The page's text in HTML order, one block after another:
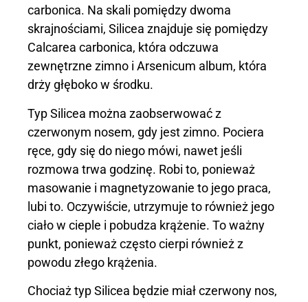
carbonica. Na skali pomiędzy dwoma
skrajnościami, Silicea znajduje się pomiędzy
Calcarea carbonica, która odczuwa
zewnętrzne zimno i Arsenicum album, która
drży głęboko w środku.
Typ Silicea można zaobserwować z
czerwonym nosem, gdy jest zimno. Pociera
ręce, gdy się do niego mówi, nawet jeśli
rozmowa trwa godzinę. Robi to, ponieważ
masowanie i magnetyzowanie to jego praca,
lubi to. Oczywiście, utrzymuje to również jego
ciało w cieple i pobudza krążenie. To ważny
punkt, ponieważ często cierpi również z
powodu złego krążenia.
Chociaż typ Silicea będzie miał czerwony nos,